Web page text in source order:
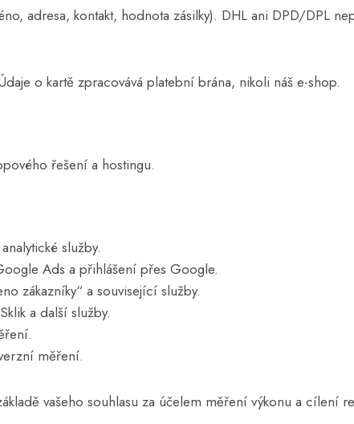
adresa, kontakt, hodnota zásilky). DHL ani DPD/DPL
o kartě zpracovává platební brána, nikoli náš e-shop.
řešení a hostingu.
služby.
Ads a přihlášení přes Google.
zákazníky“ a související služby.
a další služby.
měření.
vašeho souhlasu za účelem měření výkonu a cílení